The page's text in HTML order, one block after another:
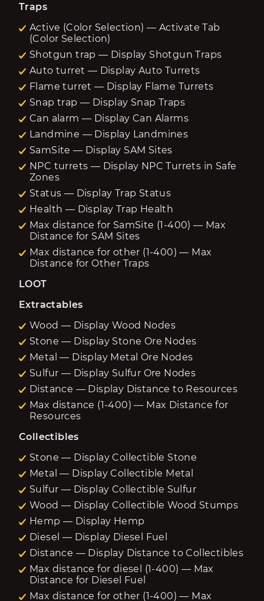
Traps
Active (Color Selection) — Activate Tab
(Color Selection)
Shotgun trap — Display Shotgun Traps
Auto turret — Display Auto Turrets
Flame turret — Display Flame Turrets
Snap trap — Display Snap Traps
Can alarm — Display Can Alarms
Landmine — Display Landmines
SamSite — Display SAM Sites
NPC turrets — Display NPC Turrets in Safe
Zones
Status — Display Trap Status
Health — Display Trap Health
Max distance for SamSite (1-400) — Max
Distance for SAM Sites
Max distance for other (1-400) — Max
Distance for Other Traps
LOOT
Extractables
Wood — Display Wood Nodes
Stone — Display Stone Ore Nodes
Metal — Display Metal Ore Nodes
Sulfur — Display Sulfur Ore Nodes
Distance — Display Distance to Resources
Max distance (1-400) — Max Distance for
Resources
Collectibles
Stone — Display Collectible Stone
Metal — Display Collectible Metal
Sulfur — Display Collectible Sulfur
Wood — Display Collectible Wood Stumps
Hemp — Display Hemp
Diesel — Display Diesel Fuel
Distance — Display Distance to Collectibles
Max distance for diesel (1-400) — Max
Distance for Diesel Fuel
Max distance for other (1-400) — Max